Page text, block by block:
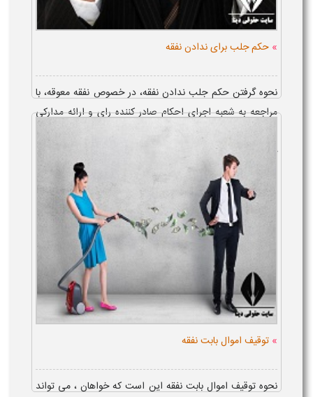
» حکم جلب برای ندادن نفقه
نحوه گرفتن حکم جلب ندادن نفقه، در خصوص نفقه معوقه، با
مراجعه به شعبه اجرای احکام صادر کننده رای و ارائه مدارکی
خصوص نیست و نحوه گرف...
» توقیف اموال بابت نفقه
نحوه توقیف اموال بابت نفقه این است که خواهان ، می تواند